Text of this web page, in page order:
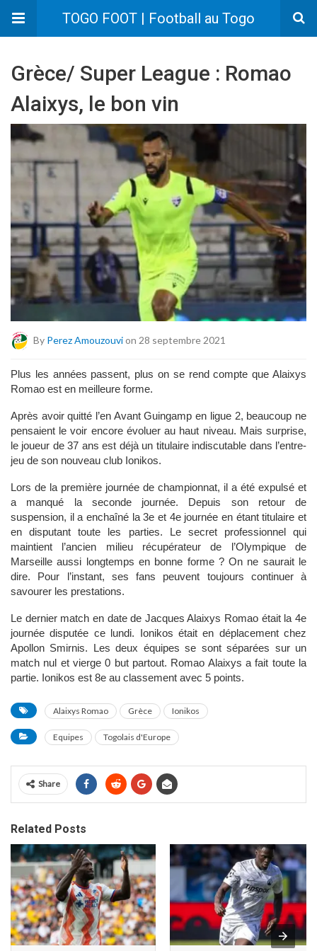
TOGO FOOT | Football au Togo
Grèce/ Super League : Romao
Alaixys, le bon vin
By Perez Amouzouvion 28 septembre 2021
Plus les années passent, plus on se rend compte que Alaixys
Romao est en meilleure forme.
Après avoir quitté l’en Avant Guingamp en ligue 2, beaucoup ne
pensaient le voir encore évoluer au haut niveau. Mais surprise,
le joueur de 37 ans est déjà un titulaire indiscutable dans l’entre-
jeu de son nouveau club Ionikos.
Lors de la première journée de championnat, il a été expulsé et
a manqué la seconde journée. Depuis son retour de
suspension, il a enchaîné la 3e et 4e journée en étant titulaire et
en disputant toute les parties. Le secret professionnel qui
maintient l’ancien milieu récupérateur de l’Olympique de
Marseille aussi longtemps en bonne forme ? On ne saurait le
dire. Pour l’instant, ses fans peuvent toujours continuer à
savourer les prestations.
Le dernier match en date de Jacques Alaixys Romao était la 4e
journée disputée ce lundi. Ionikos était en déplacement chez
Apollon Smirnis. Les deux équipes se sont séparées sur un
match nul et vierge 0 but partout. Romao Alaixys a fait toute la
partie. Ionikos est 8e au classement avec 5 points.
Alaixys Romao Grèce Ionikos
Equipes Togolais d'Europe
Share
Related Posts